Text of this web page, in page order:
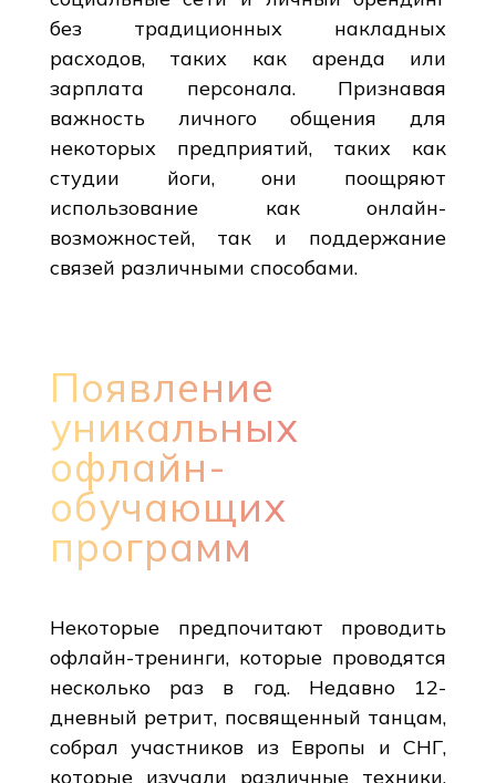
без традиционных накладных
расходов, таких как аренда или
зарплата персонала. Признавая
важность личного общения для
некоторых предприятий, таких как
студии йоги, они поощряют
использование как онлайн-
возможностей, так и поддержание
связей различными способами.
Появление
уникальных
офлайн-
обучающих
программ
Некоторые предпочитают проводить
офлайн-тренинги, которые проводятся
несколько раз в год. Недавно 12-
дневный ретрит, посвященный танцам,
собрал участников из Европы и СНГ,
которые изучали различные техники.